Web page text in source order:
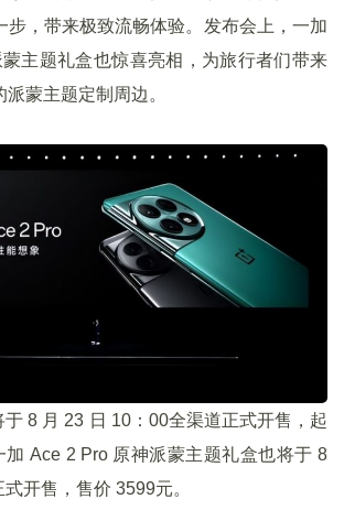
步，带来极致流畅体验。发布会上，一加
主题礼盒也惊喜亮相，为旅行者们带来
蒙主题定制周边。
8 月 23 日 10：00全渠道正式开售，起
加 Ace 2 Pro 原神派蒙主题礼盒也将于 8
开售，售价 3599元。